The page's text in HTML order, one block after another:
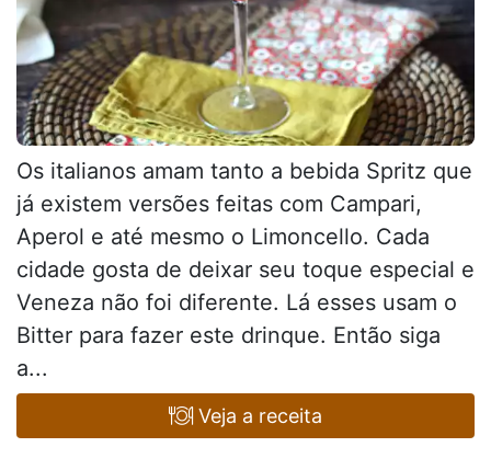
Os italianos amam tanto a bebida Spritz que
já existem versões feitas com Campari,
Aperol e até mesmo o Limoncello. Cada
cidade gosta de deixar seu toque especial e
Veneza não foi diferente. Lá esses usam o
Bitter para fazer este drinque. Então siga
a...
Veja a receita